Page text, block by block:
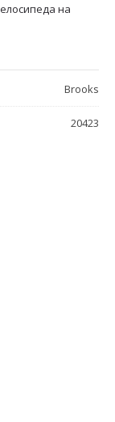
на
Brooks
20423